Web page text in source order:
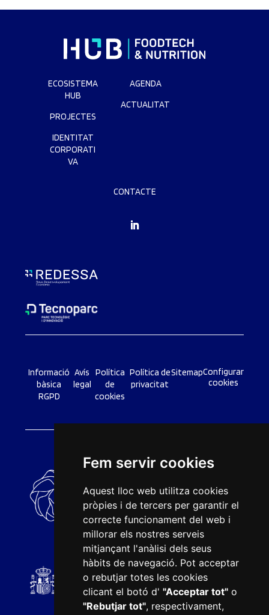
Fem servir cookies
Aquest lloc web utilitza cookies
pròpies i de tercers per garantir el
correcte funcionament del web i
millorar els nostres serveis
mitjançant l'anàlisi dels seus
hàbits de navegació. Pot acceptar
o rebutjar totes les cookies
clicant el botó d' "Acceptar tot"o
"Rebutjar tot", respectivament,
ECOSISTEMA
HUB
PROJECTES
IDENTITAT
CORPORATI
VA
AGENDA
ACTUALITAT
CONTACTE
Informació
bàsica
RGPD
Avís
legal
Política
de
cookies
Política de
privacitat
SitemapConfigurar
cookies